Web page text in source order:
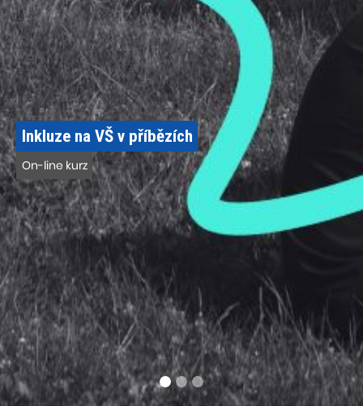
Inkluze na VŠ v příbězích
On-line kurz